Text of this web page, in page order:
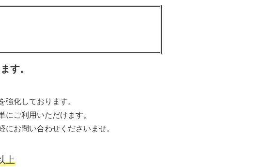
す。
強化しております。
ご利用いただけます。
お問い合わせくださいませ。
上